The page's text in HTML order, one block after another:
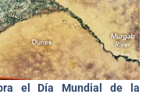
el Día Mundial de la